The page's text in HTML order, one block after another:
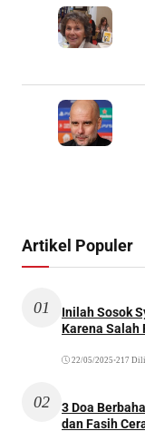
Artikel Populer
01
Inilah Sosok
Karena Salah
22/05/2025 •217
02
3 Doa
dan Fasih